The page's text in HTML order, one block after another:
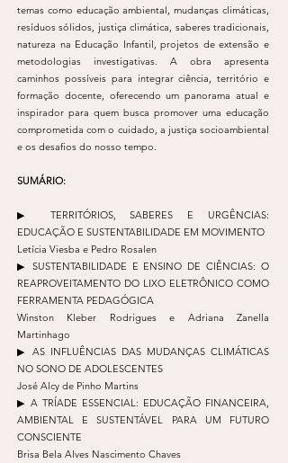
temas como educação ambiental, mudanças climáticas,
resíduos sólidos, justiça climática, saberes tradicionais,
natureza na Educação Infantil, projetos de extensão e
metodologias investigativas. A obra apresenta
caminhos possíveis para integrar ciência, território e
formação docente, oferecendo um panorama atual e
inspirador para quem busca promover uma educação
comprometida com o cuidado, a justiça socioambiental
e os desafios do nosso tempo.
SUMÁRIO:
▶︎ TERRITÓRIOS, SABERES E URGÊNCIAS:
EDUCAÇÃO E SUSTENTABILIDADE EM MOVIMENTO
Letícia Viesba e Pedro Rosalen
▶︎ SUSTENTABILIDADE E ENSINO DE CIÊNCIAS: O
REAPROVEITAMENTO DO LIXO ELETRÔNICO COMO
FERRAMENTA PEDAGÓGICA
Winston Kleber Rodrigues e Adriana Zanella
Martinhago
▶︎ AS INFLUÊNCIAS DAS MUDANÇAS CLIMÁTICAS
NO SONO DE ADOLESCENTES
José Alcy de Pinho Martins
▶︎ A TRÍADE ESSENCIAL: EDUCAÇÃO FINANCEIRA,
AMBIENTAL E SUSTENTÁVEL PARA UM FUTURO
CONSCIENTE
Brisa Bela Alves Nascimento Chaves